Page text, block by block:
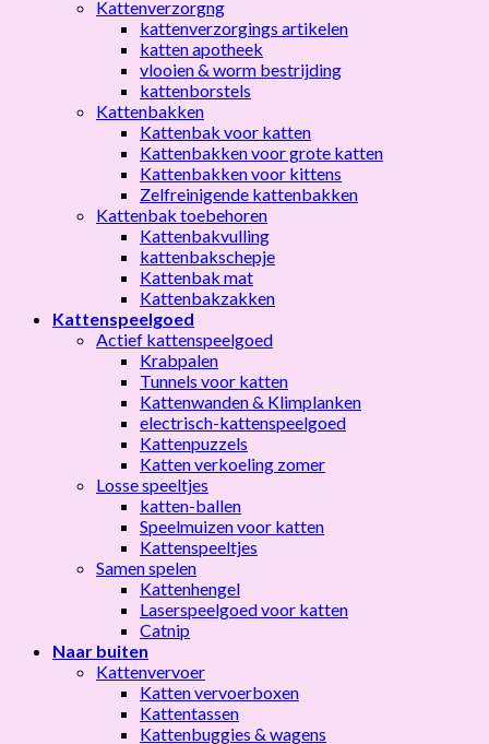
Kattenverzorgng
kattenverzorgings artikelen
katten apotheek
vlooien & worm bestrijding
kattenborstels
Kattenbakken
Kattenbak voor katten
Kattenbakken voor grote katten
Kattenbakken voor kittens
Zelfreinigende kattenbakken
Kattenbak toebehoren
Kattenbakvulling
kattenbakschepje
Kattenbak mat
Kattenbakzakken
Kattenspeelgoed
Actief kattenspeelgoed
Krabpalen
Tunnels voor katten
Kattenwanden & Klimplanken
electrisch-kattenspeelgoed
Kattenpuzzels
Katten verkoeling zomer
Losse speeltjes
katten-ballen
Speelmuizen voor katten
Kattenspeeltjes
Samen spelen
Kattenhengel
Laserspeelgoed voor katten
Catnip
Naar buiten
Kattenvervoer
Katten vervoerboxen
Kattentassen
Kattenbuggies & wagens